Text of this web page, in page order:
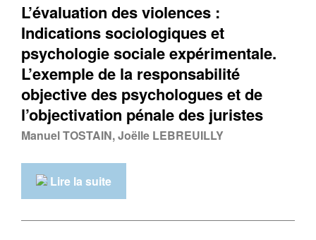
L’évaluation des violences :
Indications sociologiques et
psychologie sociale expérimentale.
L’exemple de la responsabilité
objective des psychologues et de
l’objectivation pénale des juristes
Manuel TOSTAIN, Joëlle LEBREUILLY
Lire la suite